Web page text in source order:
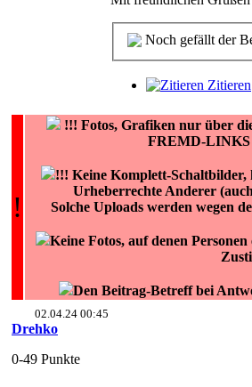
Noch gefällt der
Zitieren
!
!!! Fotos, Grafiken nur über
FREMD-LINKS
!!! Keine Komplett-Schaltbilder,
Urheberrechte Anderer
Solche Uploads werden wegen
Keine Fotos, auf denen
Den Beitrag-Betreff bei
02.04.24 00:45
Drehko
0-49 Punkte